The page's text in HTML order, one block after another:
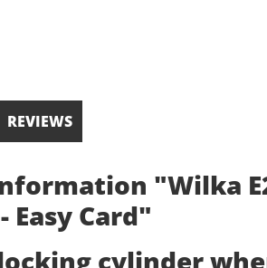
REVIEWS
"Wilka
Easy Card"
cylinder